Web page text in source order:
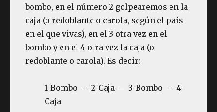
bombo, en el número 2 golpearemos en la
caja (o redoblante o carola, según el país
en el que vivas), en el 3 otra vez en el
bombo y en el 4 otra vez la caja (o
redoblante o carola). Es decir:
1-Bombo – 2-Caja – 3-Bombo – 4-
Caja